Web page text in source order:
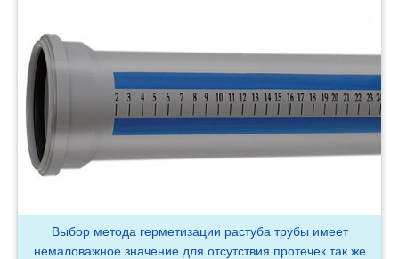
Выбор метода герметизации растуба трубы имеет
немаловажное значение для отсутствия протечек так же